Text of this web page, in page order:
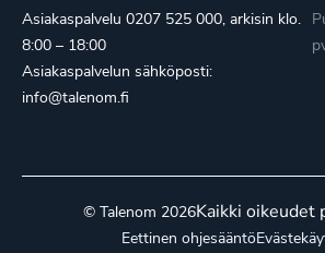
Asiakaspalvelu 0207 525 000, arkisin klo.
8:00 – 18:00
Asiakaspalvelun sähköposti:
info@talenom.fi
© Talenom 2026Kaikki oikeudet
Eettinen ohjesääntö